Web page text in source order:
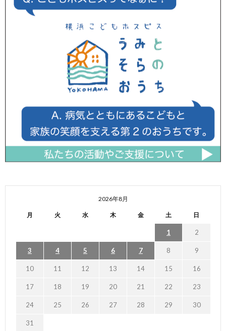
2026年8月
月 火 水 木 金 土 日
1 2
3 4 5 6 7 8 9
10 11 12 13 14 15 16
17 18 19 20 21 22 23
24 25 26 27 28 29 30
31